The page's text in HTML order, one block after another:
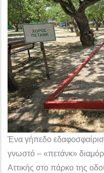
Ένα γήπεδο
γνωστό – «πετάνκ»
Αττικής στο πάρκο της